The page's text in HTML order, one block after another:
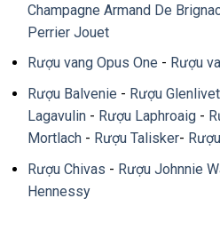
Champagne Armand De
Perrier Jouet
Rượu vang Opus One - Rượu
Rượu Balvenie - Rượu Glenlivet
Lagavulin- Rượu Laphroaig-
Mortlach- Rượu Talisker-
Rượu Chivas - Rượu Johnnie
Hennessy